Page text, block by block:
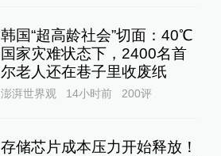
韩国“超高龄社会”切面：40℃
国家灾难状态下，2400名首
尔老人还在巷子里收废纸
澎湃世界观 14小时前 200评
存储芯片成本压力开始释放！